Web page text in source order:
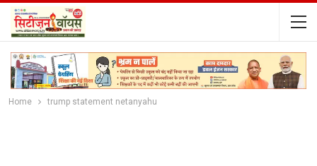
Home trump statement netanyahu